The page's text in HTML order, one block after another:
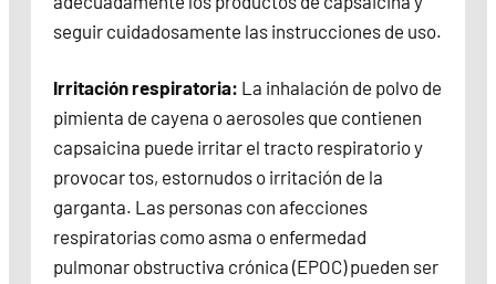
seguir cuidadosamente las instrucciones de uso.
Irritación respiratoria: La inhalación de polvo de
pimienta de cayena o aerosoles que contienen
capsaicina puede irritar el tracto respiratorio y
provocar tos, estornudos o irritación de la
garganta. Las personas con afecciones
respiratorias como asma o enfermedad
pulmonar obstructiva crónica (EPOC) pueden ser